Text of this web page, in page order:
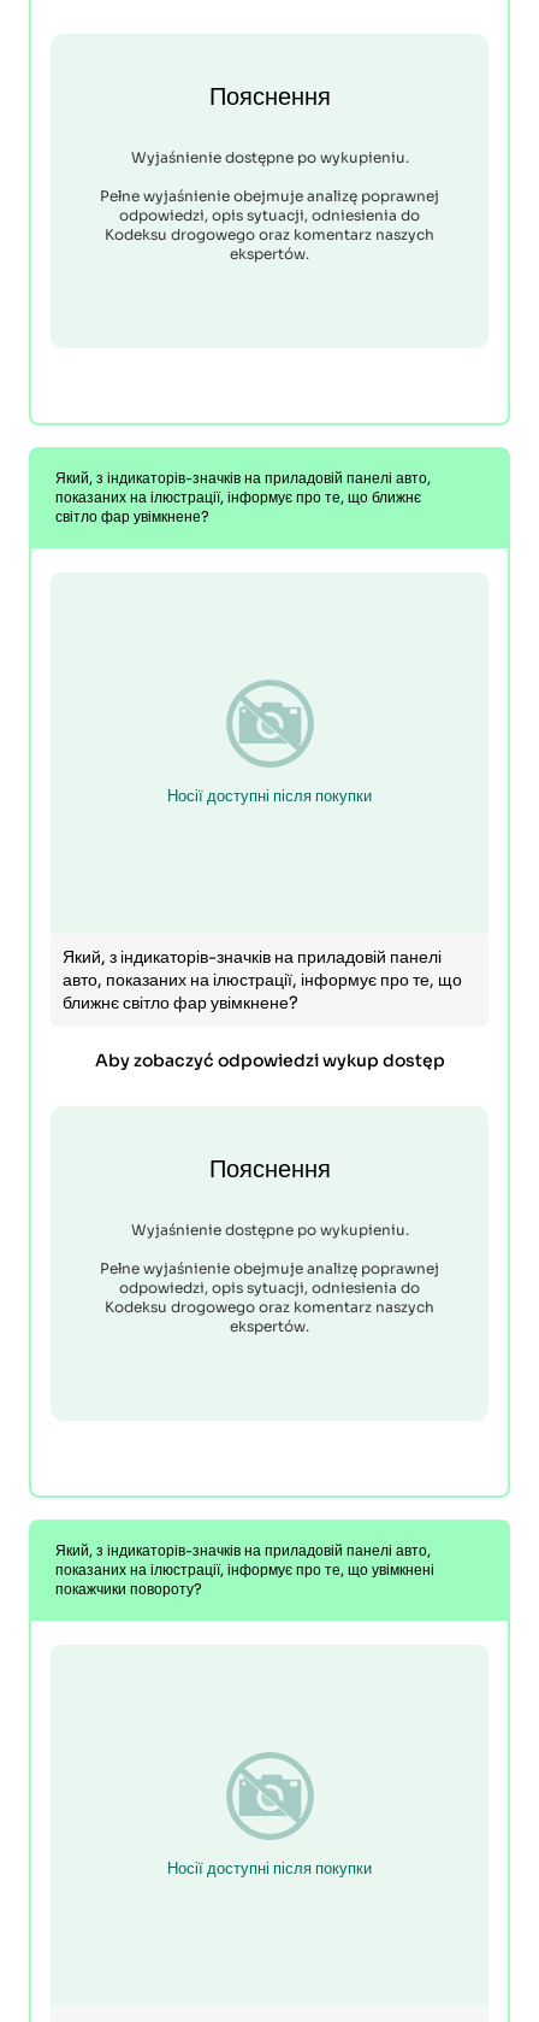
Пояснення
Wyjaśnienie dostępne po wykupieniu.
Pełne wyjaśnienie obejmuje analizę poprawnej
odpowiedzi, opis sytuacji, odniesienia do
Kodeksu drogowego oraz komentarz naszych
ekspertów.
Який, з індикаторів-значків на приладовій панелі авто,
показаних на ілюстрації, інформує про те, що ближнє
світло фар увімкнене?
Носії доступні після покупки
Який, з індикаторів-значків на приладовій панелі
авто, показаних на ілюстрації, інформує про те, що
ближнє світло фар увімкнене?
Aby zobaczyć odpowiedzi wykup dostęp
Пояснення
Wyjaśnienie dostępne po wykupieniu.
Pełne wyjaśnienie obejmuje analizę poprawnej
odpowiedzi, opis sytuacji, odniesienia do
Kodeksu drogowego oraz komentarz naszych
ekspertów.
Який, з індикаторів-значків на приладовій панелі авто,
показаних на ілюстрації, інформує про те, що увімкнені
покажчики повороту?
Носії доступні після покупки